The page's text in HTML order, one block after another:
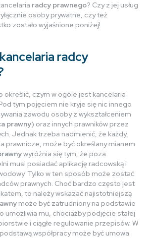
radcy prawnego? Czy z jej usług
osoby prywatne, czy też
zostało wyjaśnione poniżej!
radcy
określić, czym w ogóle jest kancelaria
tym pojęciem nie kryje się nic innego
zawodu osoby z wykształceniem
prawny) oraz innych prawników przez
Jednak trzeba nadmienić, że każdy,
prawnicze, może być określany mianem
wyróżnia się tym, że poza
musi posiadać aplikację radcowską i
Tylko w ten sposób może zostać
prawnych. Choć bardzo często jest
to należy wskazać najistotniejszą
może być zatrudniony na podstawie
umożliwia mu, chociażby podjęcie stałej
i ciągłe regulowanie przepisów. W
współpracy może być umowa